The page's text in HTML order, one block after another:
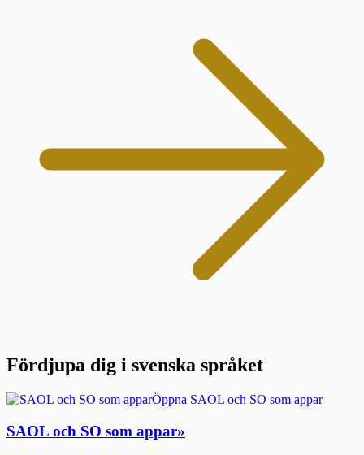
Fördjupa dig i svenska språket
Öppna SAOL och SO som appar
SAOL och SO som appar»